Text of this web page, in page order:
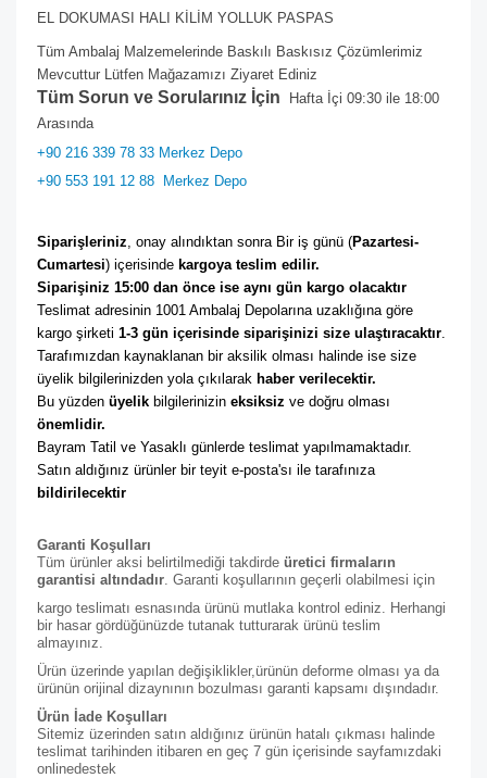
EL DOKUMASI HALI KİLİM YOLLUK PASPAS
Tüm Ambalaj Malzemelerinde Baskılı Baskısız Çözümlerimiz
Mevcuttur Lütfen Mağazamızı Ziyaret Ediniz
Tüm Sorun ve Sorularınız İçin Hafta İçi 09:30 ile 18:00
Arasında
+90 216 339 78 33 Merkez Depo
+90 553 191 12 88 Merkez Depo
Siparişleriniz , onay alındıktan sonra Bir iş günü (Pazartesi-
Cumartesi) içerisinde kargoya teslim edilir.
Siparişiniz 15:00 dan önce ise aynı gün kargo olacaktır
Teslimat adresinin 1001 Ambalaj Depolarına uzaklığına göre
kargo şirketi 1-3 gün içerisinde siparişinizi size ulaştıracaktır
Tarafımızdan kaynaklanan bir aksilik olması halinde ise size
üyelik bilgilerinizden yola çıkılarak haber verilecektir.
Bu yüzden üyelik bilgilerinizin eksiksiz
önemlidir.
Bayram Tatil ve Yasaklı günlerde teslimat yapılmamaktadır.
bildirilecektir
Garanti Koşulları
Tüm ürünler aksi belirtilmediği takdirde üretici firmaların
garantisi altındadır . Garanti koşullarının geçerli olabilmesi için
kargo teslimatı esnasında ürünü mutlaka kontrol ediniz. Herhangi
bir hasar gördüğünüzde tutanak tutturarak ürünü teslim
almayınız.
Ürün üzerinde yapılan değişiklikler,ürünün deforme olması ya da
ürünün orijinal dizaynının bozulması garanti kapsamı dışındadır.
Ürün İade Koşulları
Sitemiz üzerinden satın aldığınız ürünün hatalı çıkması halinde
teslimat tarihinden itibaren en geç 7 gün içerisinde sayfamızdaki
onlinedestek